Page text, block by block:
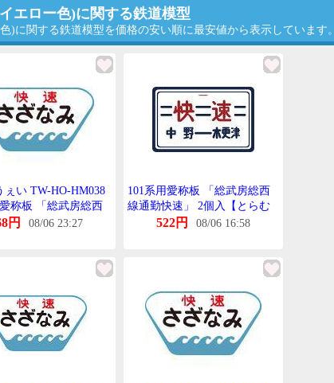
エロー色)に関する鉄道模型
)に関する鉄道模型を価格の安い順に最安値から表示しています。
ぇい TW-HO-HM038
称板 「総武房総西
ざなみ」 2個入
円 08/06 23:27
101系用愛称板 「総武房総西
線通勤快速」 2個入【とらむ
うぇい・TW-HO-HM037】
522円 08/06 16:58